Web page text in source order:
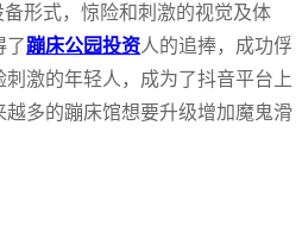
形式，惊险和刺激的视觉及体
了蹦床公园投资人的追捧，成功俘
激的年轻人，成为了抖音平台上
多的蹦床馆想要升级增加魔鬼滑